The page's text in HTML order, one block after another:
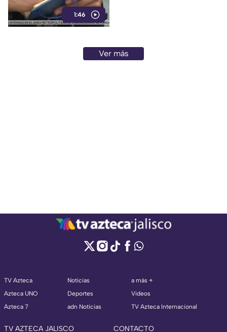
1:46
Ver más
TV Azteca
Azteca UNO
Azteca 7
Noticias
Deportes
adn Noticias
a más +
Videos
TV Azteca Internacional
TV AZTECA JALISCO CONTACTO